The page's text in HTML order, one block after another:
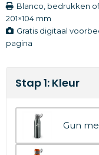
Blanco, bedrukken
201×104 mm
Gratis digitaal
pagina
Stap 1: Kleur
Gun